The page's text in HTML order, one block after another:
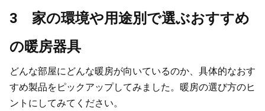
3 家の環境や用途別で選ぶおすすめ
の暖房器具
どんな部屋にどんな暖房が向いているのか、具体的なおす
すめ製品をピックアップしてみました。暖房の選び方のヒ
ントにしてみてください。